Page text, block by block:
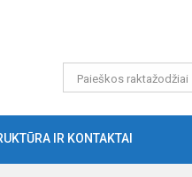
IR KONTAKTAI